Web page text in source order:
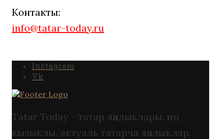
Контакты:
info@tatar-today.ru
Instagram
Vk
Tatar Today - татар яңалыклары. иң
кызыклы, актуаль татарча яңалыклар.